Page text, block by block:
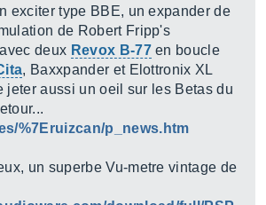
exciter type BBE, un expander de
de Robert Fripp's
deux Revox B-77en boucle
, Baxxpander et Elottronix XL
jeter aussi un oeil sur les Betas du
%7Eruizcan/p_news.htm
un superbe Vu-metre vintage de